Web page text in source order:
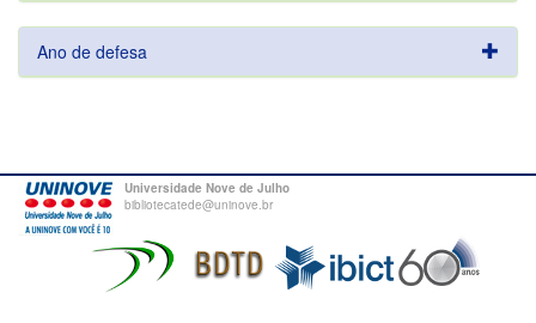
Ano de defesa
Universidade Nove de Julho
bibliotecatede@uninove.br